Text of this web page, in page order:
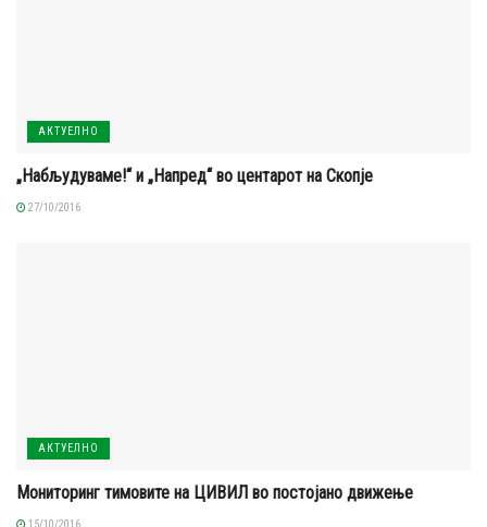
АКТУЕЛНО
„Набљудуваме!“ и „Напред“ во центарот на Скопје
27/10/2016
АКТУЕЛНО
Мониторинг тимовите на ЦИВИЛ во постојано движење
15/10/2016